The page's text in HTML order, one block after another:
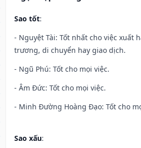
Sao tốt:
- Nguyệt Tài: Tốt nhất cho việc xuất
trương, di chuyển hay giao dịch.
- Ngũ Phú: Tốt cho mọi việc.
- Âm Đức: Tốt cho mọi việc.
- Minh Đường Hoàng Đạo: Tốt cho
Sao xấu: